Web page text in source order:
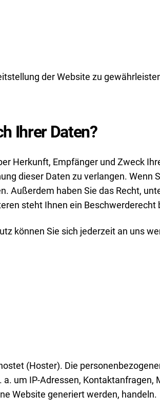
der Website zu
Ihrer Daten?
Herkunft, Empfänger und Zweck
dieser Daten zu verlangen.
Außerdem haben Sie das Recht,
steht Ihnen ein
können Sie sich jederzeit an uns
(Hoster). Die
um IP-Adressen,
Website generiert werden, handeln.